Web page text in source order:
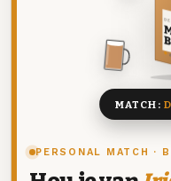
PERSONAL MATCH ·
MATCH: